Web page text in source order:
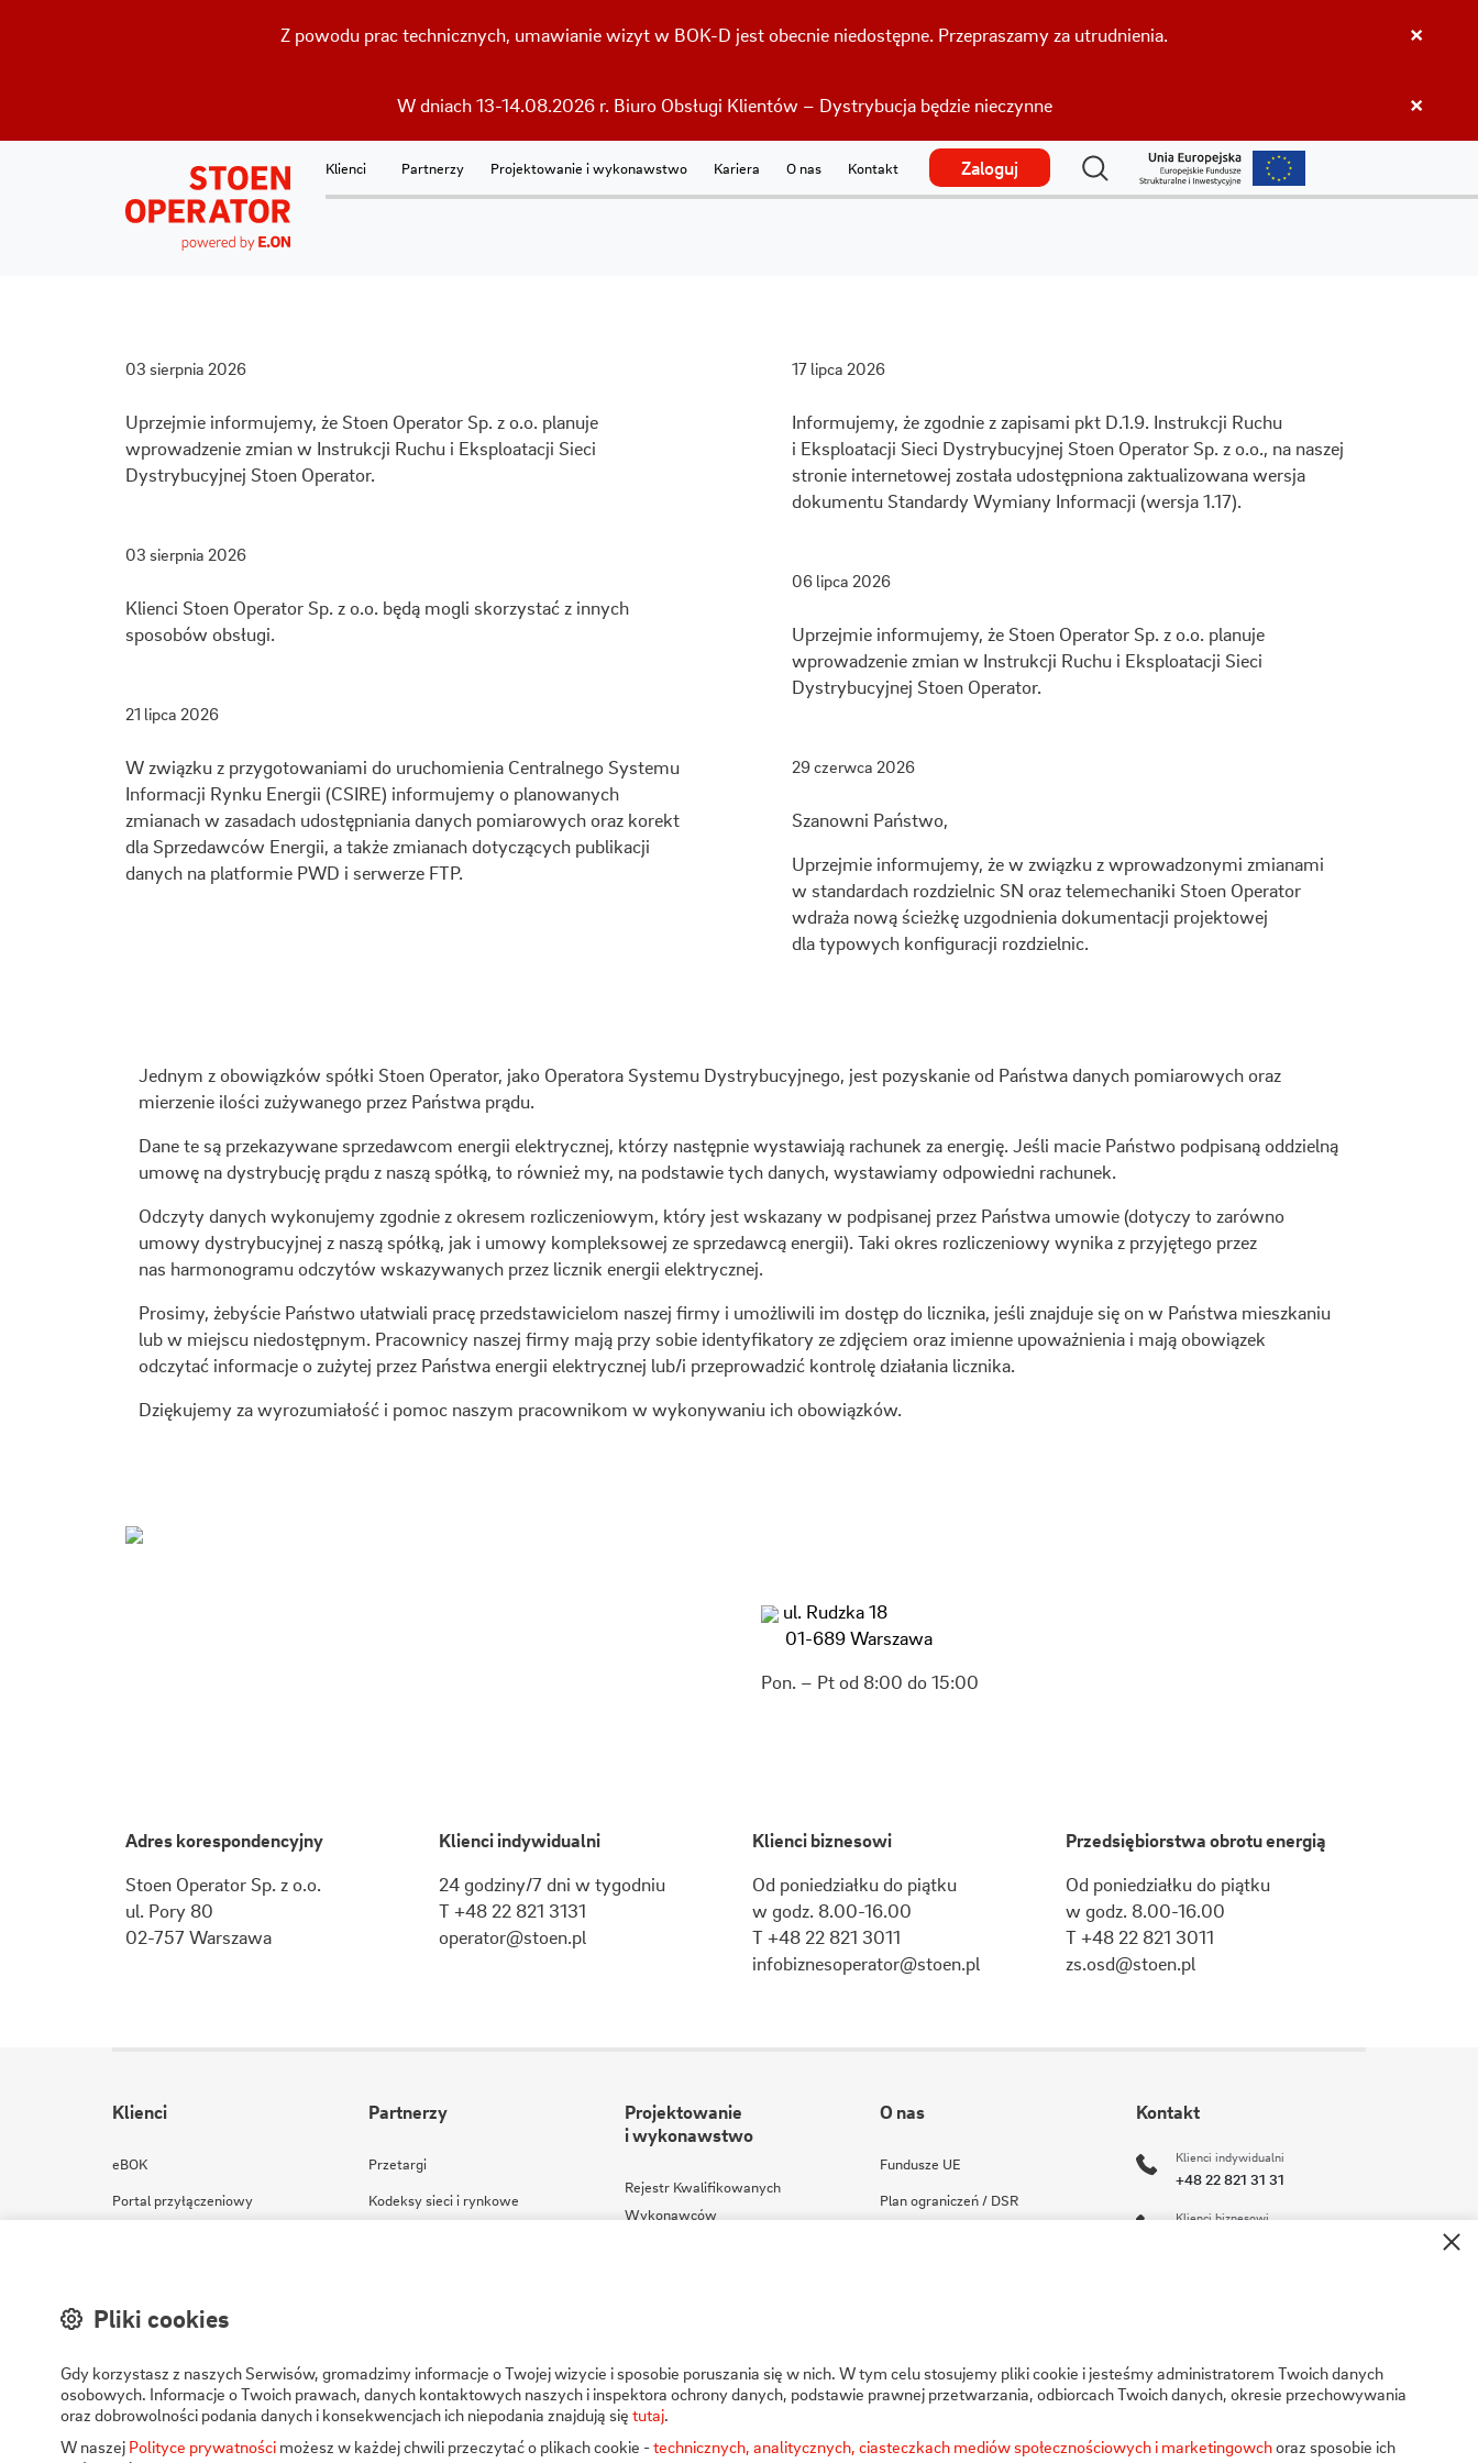
×
Z powodu prac technicznych, umawianie wizyt w BOK-D jest obecnie niedostępne. Przepraszamy za utrudnienia.
×
W dniach 13-14.08.2026 r. Biuro Obsługi Klientów – Dystrybucja będzie nieczynne
Klienci Partnerzy Projektowanie i wykonawstwo Kariera O nas Kontakt Zaloguj
03 sierpnia 2026
Uprzejmie informujemy, że Stoen Operator Sp. z o.o. planuje
wprowadzenie zmian w Instrukcji Ruchu i Eksploatacji Sieci
Dystrybucyjnej Stoen Operator.
03 sierpnia 2026
Klienci Stoen Operator Sp. z o.o. będą mogli skorzystać z innych
sposobów obsługi.
21 lipca 2026
W związku z przygotowaniami do uruchomienia Centralnego Systemu
Informacji Rynku Energii (CSIRE) informujemy o planowanych
zmianach w zasadach udostępniania danych pomiarowych oraz korekt
dla Sprzedawców Energii, a także zmianach dotyczących publikacji
danych na platformie PWD i serwerze FTP.
17 lipca 2026
Informujemy, że zgodnie z zapisami pkt D.1.9. Instrukcji Ruchu
i Eksploatacji Sieci Dystrybucyjnej Stoen Operator Sp. z o.o., na naszej
stronie internetowej została udostępniona zaktualizowana wersja
dokumentu Standardy Wymiany Informacji (wersja 1.17).
06 lipca 2026
Uprzejmie informujemy, że Stoen Operator Sp. z o.o. planuje
wprowadzenie zmian w Instrukcji Ruchu i Eksploatacji Sieci
Dystrybucyjnej Stoen Operator.
29 czerwca 2026
Szanowni Państwo,
Uprzejmie informujemy, że w związku z wprowadzonymi zmianami
w standardach rozdzielnic SN oraz telemechaniki Stoen Operator
wdraża nową ścieżkę uzgodnienia dokumentacji projektowej
dla typowych konfiguracji rozdzielnic.
Jednym z obowiązków spółki Stoen Operator, jako Operatora Systemu Dystrybucyjnego, jest pozyskanie od Państwa danych pomiarowych oraz
mierzenie ilości zużywanego przez Państwa prądu.
Dane te są przekazywane sprzedawcom energii elektrycznej, którzy następnie wystawiają rachunek za energię. Jeśli macie Państwo podpisaną oddzielną
umowę na dystrybucję prądu z naszą spółką, to również my, na podstawie tych danych, wystawiamy odpowiedni rachunek.
Odczyty danych wykonujemy zgodnie z okresem rozliczeniowym, który jest wskazany w podpisanej przez Państwa umowie (dotyczy to zarówno
umowy dystrybucyjnej z naszą spółką, jak i umowy kompleksowej ze sprzedawcą energii). Taki okres rozliczeniowy wynika z przyjętego przez
nas harmonogramu odczytów wskazywanych przez licznik energii elektrycznej.
Prosimy, żebyście Państwo ułatwiali pracę przedstawicielom naszej firmy i umożliwili im dostęp do licznika, jeśli znajduje się on w Państwa mieszkaniu
lub w miejscu niedostępnym. Pracownicy naszej firmy mają przy sobie identyfikatory ze zdjęciem oraz imienne upoważnienia i mają obowiązek
odczytać informacje o zużytej przez Państwa energii elektrycznej lub/i przeprowadzić kontrolę działania licznika.
Dziękujemy za wyrozumiałość i pomoc naszym pracownikom w wykonywaniu ich obowiązków.
ul. Rudzka 18
01-689 Warszawa
Pon. – Pt od 8:00 do 15:00
Adres korespondencyjny
Stoen Operator Sp. z o.o.
ul. Pory 80
02-757 Warszawa
Klienci indywidualni
24 godziny/7 dni w tygodniu
T +48 22 821 3131
operator@stoen.pl
Klienci biznesowi
Od poniedziałku do piątku
w godz. 8.00-16.00
T +48 22 821 3011
infobiznesoperator@stoen.pl
Przedsiębiorstwa obrotu energią
Od poniedziałku do piątku
w godz. 8.00-16.00
T +48 22 821 3011
zs.osd@stoen.pl
Klienci
eBOK
Portal przyłączeniowy
Pogotowie energetyczne
Partnerzy
Przetargi
Kodeksy sieci i rynkowe
Projektowanie
i wykonawstwo
Rejestr Kwalifikowanych
Wykonawców
O nas
Fundusze UE
Plan ograniczeń / DSR
Kontakt
Klienci indywidualni
+48 22 821 31 31
Klienci biznesowi
Stoen Operator Sp. z o.o.
02-757 Warszawa
Pliki cookies
Gdy korzystasz z naszych Serwisów, gromadzimy informacje o Twojej wizycie i sposobie poruszania się w nich. W tym celu stosujemy pliki cookie i jesteśmy administratorem Twoich danych
osobowych. Informacje o Twoich prawach, danych kontaktowych naszych i inspektora ochrony danych, podstawie prawnej przetwarzania, odbiorcach Twoich danych, okresie przechowywania
oraz dobrowolności podania danych i konsekwencjach ich niepodania znajdują się tutaj.
W naszej Polityce prywatności możesz w każdej chwili przeczytać o plikach cookie -technicznych, analitycznych, ciasteczkach mediów społecznościowych i marketingowchoraz sposobie ich